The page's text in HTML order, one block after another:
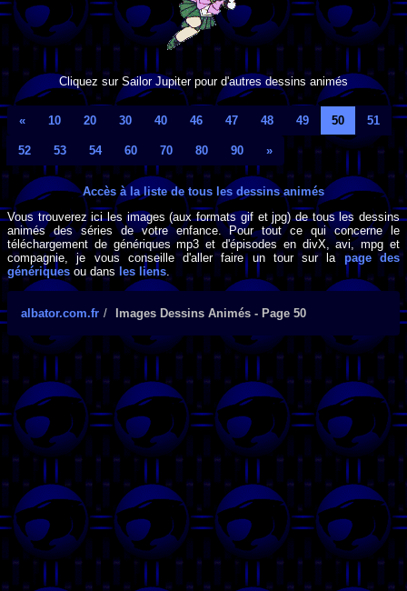
Cliquez sur Sailor Jupiter pour d'autres dessins animés
« 10 20 30 40 46 47 48 49 50 51
52 53 54 60 70 80 90 »
Accès à la liste de tous les dessins animés
Vous trouverez ici les images (aux formats gif et jpg) de tous les dessins
animés des séries de votre enfance. Pour tout ce qui concerne le
téléchargement de génériques mp3 et d'épisodes en divX, avi, mpg et
compagnie, je vous conseille d'aller faire un tour sur la page des
génériques ou dans les liens.
albator.com.fr Images Dessins Animés - Page 50